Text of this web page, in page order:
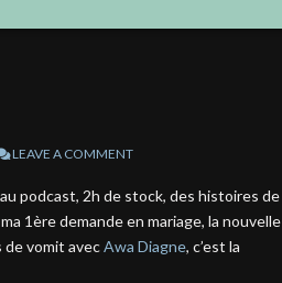
LEAVE A COMMENT
podcast, 2h de stock, des histoires de
1ère demande en mariage, la nouvelle
vomit avecAwa Diagne, c’est la